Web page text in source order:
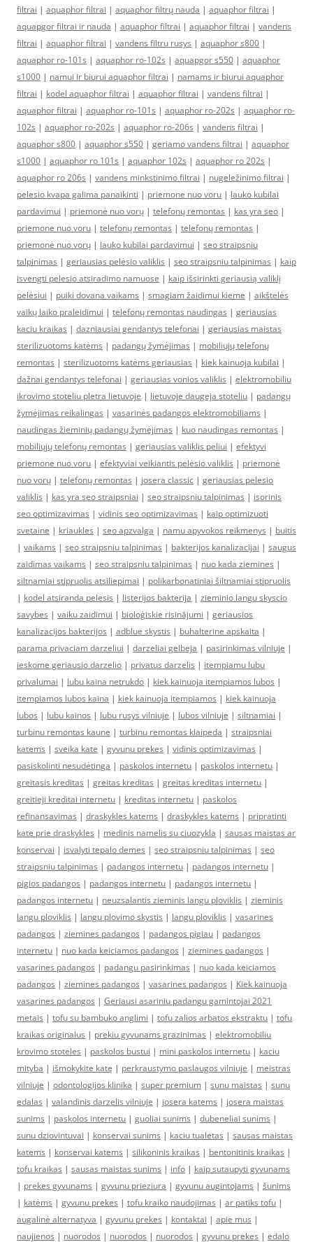
filtrai | aquaphor filtrai | aquaphor filtrų nauda | aquaphor filtrai |
aquapgor filtrai ir nauda | aquaphor filtrai | aquaphor filtrai | vandens
filtrai | aquaphor filtrai | vandens filtru rusys | aquaphor s800 |
aquaphor ro-101s | aquaphor ro-102s | aquapgor s550 | aquaphor
s1000 | namui ir biurui aquaphor filtrai | namams ir biurui aquaphor
filtrai | kodel aquaphor filtrai | aquaphor filtrai | vandens filtrai |
aquaphor filtrai | aquaphor ro-101s | aquaphor ro-202s | aquaphor ro-
102s | aquaphor ro-202s | aquaphor ro-206s | vandens filtrai |
aquaphor s800 | aquaphor s550 | geriamo vandens filtrai | aquaphor
s1000 | aquaphor ro 101s | aquaphor 102s | aquaphor ro 202s |
aquaphor ro 206s | vandens minkstinimo filtrai | nugeležinimo filtrai |
pelesio kvapa galima panaikinti | priemone nuo voru | lauko kubilai
pardavimui | priemonė nuo vorų | telefonų remontas | kas yra seo |
priemone nuo voru | telefonų remontas | telefonų remontas |
priemonė nuo vorų | lauko kubilai pardavimui | seo straipsniu
talpinimas | geriausias pelėsio valiklis | seo straipsniu talpinimas | kaip
isvengti pelesio atsiradimo namuose | kaip išsirinkti geriausią valiklį
pelėsiui | puiki dovana vaikams | smagiam žaidimui kieme | aikštelės
vaikų laiko praleidimui | telefonų remontas naudingas | geriausias
kaciu kraikas | dazniausiai gendantys telefonai | geriausias maistas
sterilizuotoms katėms | padangų žymėjimas | mobiliųjų telefonų
remontas | sterilizuotoms katėms geriausias | kiek kainuoja kubilai |
dažnai gendantys telefonai | geriausias vonios valiklis | elektromobiliu
ikrovimo stoteliu pletra lietuvoje | lietuvoje daugeja stoteliu | padangų
žymėjimas reikalingas | vasarinės padangos elektromobiliams |
naudingas žieminių padangų žymėjimas | kuo naudingas remontas |
mobiliųjų telefonų remontas | geriausias valiklis peliui | efektyvi
priemone nuo voru | efektyviai veikiantis pelėsio valiklis | priemonė
nuo vorų | telefonų remontas | josera classic | geriausias pelesio
valiklis | kas yra seo straipsniai | seo straipsniu talpinimas | isorinis
seo optimizavimas | vidinis seo optimizavimas | kaip optimizuoti
svetaine | kriaukles | seo apzvalga | namu apyvokos reikmenys | buitis
| vaikams | seo straipsniu talpinimas | bakterijos kanalizacijai | saugus
zaidimas vaikams | seo straipsniu talpinimas | nuo kada ziemines |
siltnamiai stipruolis atsiliepimai | polikarbonatiniai šiltnamiai stipruolis
| kodel atsiranda pelesis | listerijos bakterija | zieminio langu skyscio
savybes | vaiku zaidimui | bioloģiskie risinājumi | geriausios
kanalizacijos bakterijos | adblue skystis | buhalterine apskaita |
parama privaciam darzeliui | darzeliai gelbeja | pasirinkimas vilniuje |
ieskome geriausio darzelio | privatus darzelis | itempiamu lubu
privalumai | lubu kaina netrukdo | kiek kainuoja itempiamos lubos |
itempiamos lubos kaina | kiek kainuoja itempiamos | kiek kainuoja
lubos | lubu kainos | lubu rusys vilniuje | lubos vilniuje | siltnamiai |
turbinu remontas kaune | turbinu remontas klaipeda | straipsniai
katems | sveika kate | gyvunu prekes | vidinis optimizavimas |
pasiskolinti nesudėtinga | paskolos internetu | paskolos internetu |
greitasis kreditas | greitas kreditas | greitas kreditas internetu |
greitieji kreditai internetu | kreditas internetu | paskolos
refinansavimas | draskykles katems | draskykles katems | pripratinti
kate prie draskykles | medinis namelis su ciuozykla | sausas maistas ar
konservai | isvalyti tepalo demes | seo straipsniu talpinimas | seo
straipsniu talpinimas | padangos internetu | padangos internetu |
pigios padangos | padangos internetu | padangos internetu |
padangos internetu | neuzsalantis zieminis langu ploviklis | zieminis
langu ploviklis | langu plovimo skystis | langu ploviklis | vasarines
padangos | ziemines padangos | padangos pigiau | padangos
internetu | nuo kada keiciamos padangos | ziemines padangos |
vasarines padangos | padangu pasirinkimas | nuo kada keiciamos
padangos | ziemines padangos | vasarines padangos | Kiek kainuoja
vasarines padangos | Geriausi asariniu padangu gamintojai 2021
metais | tofu su bambuko anglimi | tofu zalios arbatos ekstraktu | tofu
kraikas originalus | prekiu gyvunams grazinimas | elektromobiliu
krovimo stoteles | paskolos bustui | mini paskolos internetu | kaciu
mityba | išmokykite katę | perkraustymo paslaugos vilniuje | meistras
vilniuje | odontologijos klinika | super premium | sunu maistas | sunu
edalas | valandinis darzelis vilniuje | josera katems | josera maistas
sunims | paskolos internetu | guoliai sunims | dubeneliai sunims |
sunu dziovintuvai | konservai sunims | kaciu tualetas | sausas maistas
katems | konservai katems | silikoninis kraikas | bentonitinis kraikas |
tofu kraikas | sausas maistas sunims | info | kaip sutaupyti gyvunams
| prekes gyvunams | gyvunu prieziura | gyvunu augintojams | šunims
| katėms | gyvunu prekes | tofu kraiko naudojimas | ar patiks tofu |
augalinė alternatyva | gyvunu prekes | kontaktai | apie mus |
naujienos | nuorodos | nuorodos | nuorodos | gyvunu prekes | edalo